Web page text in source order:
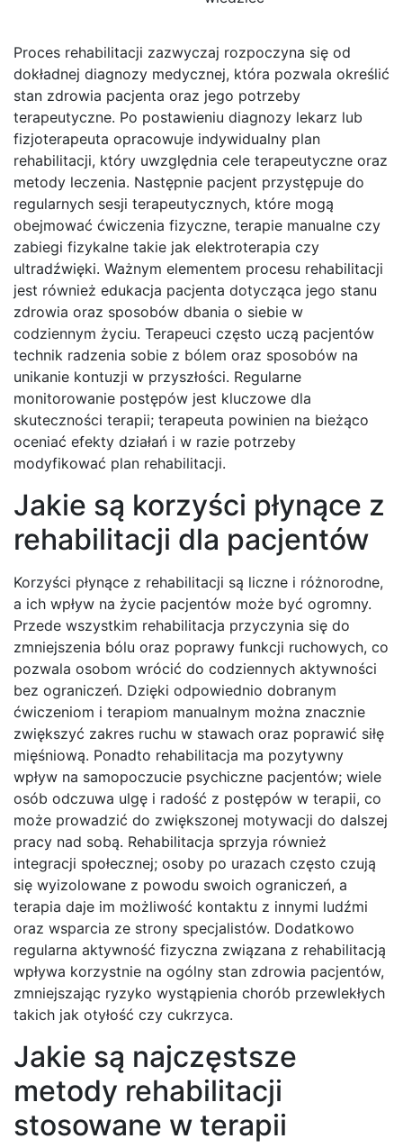
Proces rehabilitacji zazwyczaj rozpoczyna się od
dokładnej diagnozy medycznej, która pozwala określić
stan zdrowia pacjenta oraz jego potrzeby
terapeutyczne. Po postawieniu diagnozy lekarz lub
fizjoterapeuta opracowuje indywidualny plan
rehabilitacji, który uwzględnia cele terapeutyczne oraz
metody leczenia. Następnie pacjent przystępuje do
regularnych sesji terapeutycznych, które mogą
obejmować ćwiczenia fizyczne, terapie manualne czy
zabiegi fizykalne takie jak elektroterapia czy
ultradźwięki. Ważnym elementem procesu rehabilitacji
jest również edukacja pacjenta dotycząca jego stanu
zdrowia oraz sposobów dbania o siebie w
codziennym życiu. Terapeuci często uczą pacjentów
technik radzenia sobie z bólem oraz sposobów na
unikanie kontuzji w przyszłości. Regularne
monitorowanie postępów jest kluczowe dla
skuteczności terapii; terapeuta powinien na bieżąco
oceniać efekty działań i w razie potrzeby
modyfikować plan rehabilitacji.
Jakie są korzyści płynące z
rehabilitacji dla pacjentów
Korzyści płynące z rehabilitacji są liczne i różnorodne,
a ich wpływ na życie pacjentów może być ogromny.
Przede wszystkim rehabilitacja przyczynia się do
zmniejszenia bólu oraz poprawy funkcji ruchowych, co
pozwala osobom wrócić do codziennych aktywności
bez ograniczeń. Dzięki odpowiednio dobranym
ćwiczeniom i terapiom manualnym można znacznie
zwiększyć zakres ruchu w stawach oraz poprawić siłę
mięśniową. Ponadto rehabilitacja ma pozytywny
wpływ na samopoczucie psychiczne pacjentów; wiele
osób odczuwa ulgę i radość z postępów w terapii, co
może prowadzić do zwiększonej motywacji do dalszej
pracy nad sobą. Rehabilitacja sprzyja również
integracji społecznej; osoby po urazach często czują
się wyizolowane z powodu swoich ograniczeń, a
terapia daje im możliwość kontaktu z innymi ludźmi
oraz wsparcia ze strony specjalistów. Dodatkowo
regularna aktywność fizyczna związana z rehabilitacją
wpływa korzystnie na ogólny stan zdrowia pacjentów,
zmniejszając ryzyko wystąpienia chorób przewlekłych
takich jak otyłość czy cukrzyca.
Jakie są najczęstsze
metody rehabilitacji
stosowane w terapii